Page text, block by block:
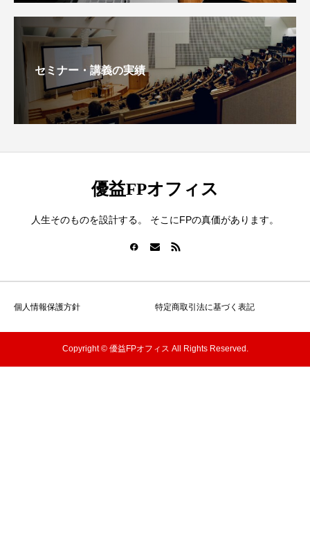
セミナー・講義の実績
優益FPオフィス
人生そのものを設計する。 そこにFPの真価があります。
個人情報保護方針 特定商取引法に基づく表記
Copyright © 優益FPオフィス All Rights Reserved.